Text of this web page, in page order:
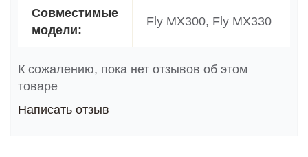
Совместимые
модели:
Fly MX300, Fly MX330
К сожалению, пока нет отзывов об этом
товаре
Написать отзыв